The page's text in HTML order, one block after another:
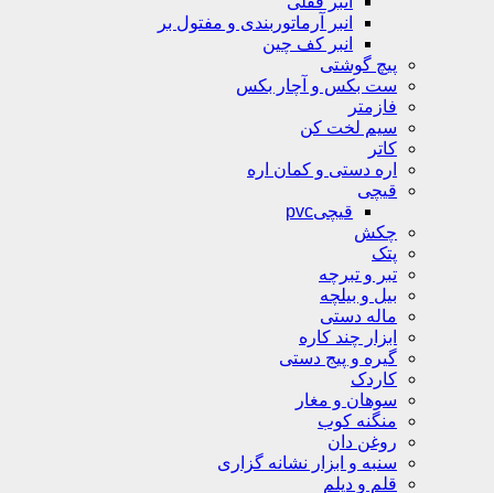
انبر آرماتوربندی و مفتول بر
انبر کف چین
پیچ گوشتی
ست بکس و آچار بکس
فازمتر
سیم لخت کن
کاتر
اره دستی و کمان اره
قیچی
قیچیpvc
چکش
پتک
تبر و تبرچه
بیل و بیلچه
ماله دستی
ابزار چند کاره
گیره و پیج دستی
کاردک
سوهان و مغار
منگنه کوب
روغن دان
سنبه و ابزار نشانه گزاری
قلم و دیلم